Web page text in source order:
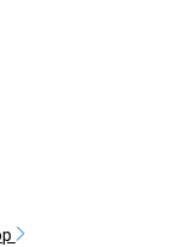
плотности
монолитном
в бетоне.